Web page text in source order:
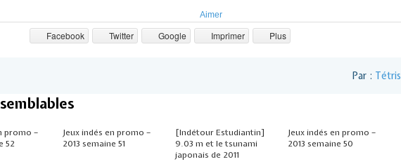
Aimer
Facebook Twitter Google Imprimer Plus
Par : Tétris
promo –
52
Jeux indés en promo –
2013 semaine 51
[Indétour Estudiantin]
9.03 m et le tsunami
japonais de 2011
Jeux indés en promo –
2013 semaine 50